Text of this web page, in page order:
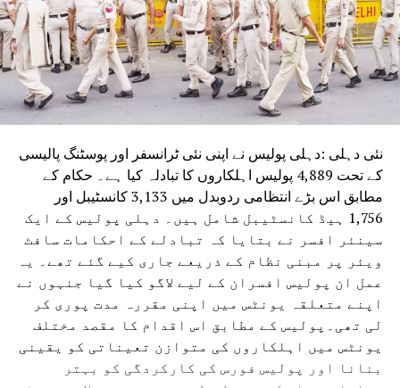
نئی دہلی :دہلی پولیس نے اپنی نئی ٹرانسفر اور پوسٹنگ پالیسی
کے تحت 4,889 پولیس اہلکاروں کا تبادلہ کیا ہے۔ حکام کے
مطابق اس بڑے انتظامی ردوبدل میں 3,133 کانسٹیبل اور
1,756 ہیڈ کانسٹیبل شامل ہیں۔ دہلی پولیس کے ایک
سینئر افسر نے بتایا کہ تبادلے کے احکامات سافٹ
ویئر پر مبنی نظام کے ذریعے جاری کیے گئے تھے۔ یہ
عمل ان پولیس افسران کے لیے لاگو کیا گیا جنہوں نے
اپنے متعلقہ یونٹس میں اپنی مقررہ مدت پوری کر
لی تھی۔پولیس کے مطابق اس اقدام کا مقصد مختلف
یونٹس میں اہلکاروں کی متوازن تعیناتی کو یقینی
بنانا اور پولیس فورس کی کارکردگی کو بہتر